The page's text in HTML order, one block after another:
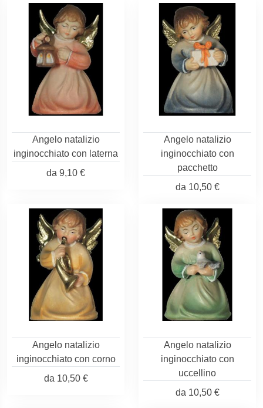
Angelo natalizio
inginocchiato con laterna
da 9,10 €
Angelo natalizio
inginocchiato con
pacchetto
da 10,50 €
Angelo natalizio
inginocchiato con corno
da 10,50 €
Angelo natalizio
inginocchiato con
uccellino
da 10,50 €